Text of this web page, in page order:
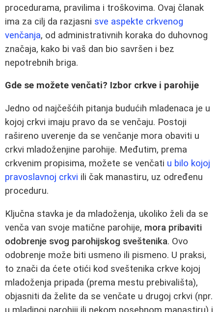
procedurama, pravilima i troškovima. Ovaj članak
ima za cilj da razjasni sve aspekte crkvenog
venčanja, od administrativnih koraka do duhovnog
značaja, kako bi vaš dan bio savršen i bez
nepotrebnih briga.
Gde se možete venčati? Izbor crkve i parohije
Jedno od najčešćih pitanja budućih mladenaca je u
kojoj crkvi imaju pravo da se venčaju. Postoji
rašireno uverenje da se venčanje mora obaviti u
crkvi mladoženjine parohije. Međutim, prema
crkvenim propisima, možete se venčati u bilo kojoj
pravoslavnoj crkvi ili čak manastiru, uz određenu
proceduru.
Ključna stavka je da mladoženja, ukoliko želi da se
venča van svoje matične parohije, mora pribaviti
odobrenje svog parohijskog sveštenika. Ovo
odobrenje može biti usmeno ili pismeno. U praksi,
to znači da ćete otići kod sveštenika crkve kojoj
mladoženja pripada (prema mestu prebivališta),
objasniti da želite da se venčate u drugoj crkvi (npr.